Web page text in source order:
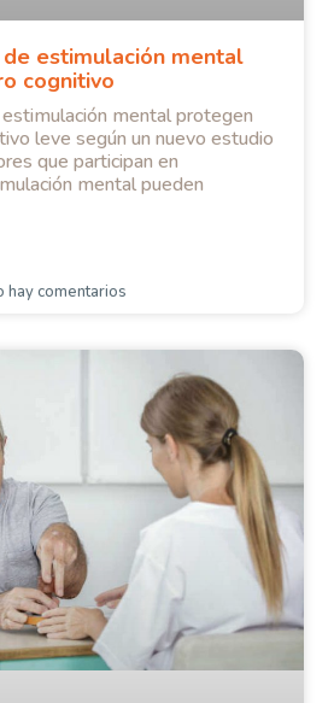
estimulación mental
cognitivo
mental protegen
leve según un nuevo estudio
que participan en
mental pueden
hay comentarios